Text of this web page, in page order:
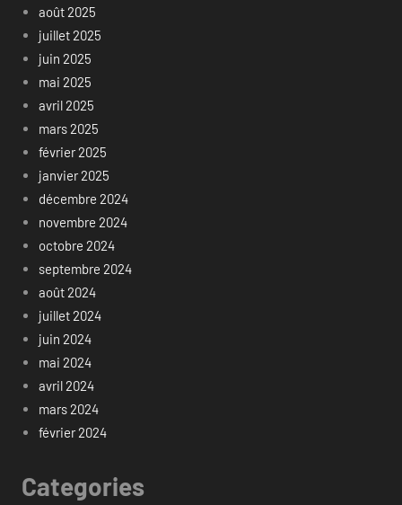
août 2025
juillet 2025
juin 2025
mai 2025
avril 2025
mars 2025
février 2025
janvier 2025
décembre 2024
novembre 2024
octobre 2024
septembre 2024
août 2024
juillet 2024
juin 2024
mai 2024
avril 2024
mars 2024
février 2024
Categories